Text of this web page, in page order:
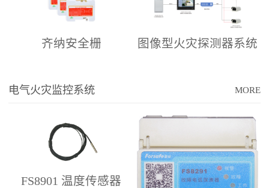
齐纳安全栅 图像型火灾探测器系统
电气火灾监控系统 MORE
FS8901 温度传感器